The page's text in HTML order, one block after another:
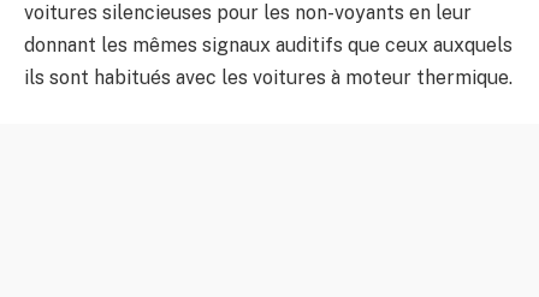
voitures silencieuses pour les non-voyants en leur
donnant les mêmes signaux auditifs que ceux auxquels
ils sont habitués avec les voitures à moteur thermique.